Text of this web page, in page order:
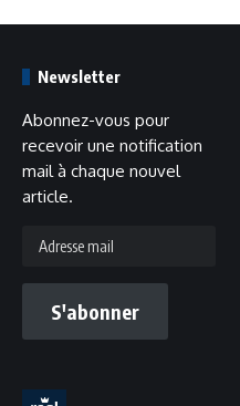
Newsletter
Abonnez-vous pour
recevoir une notification
mail à chaque nouvel
article.
mail
S'abonner